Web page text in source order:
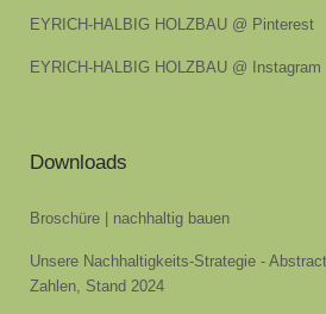
EYRICH-HALBIG HOLZBAU @ Pinterest
EYRICH-HALBIG HOLZBAU @ Instagram
Downloads
Broschüre | nachhaltig bauen
Unsere Nachhaltigkeits-Strategie -
Zahlen, Stand 2024